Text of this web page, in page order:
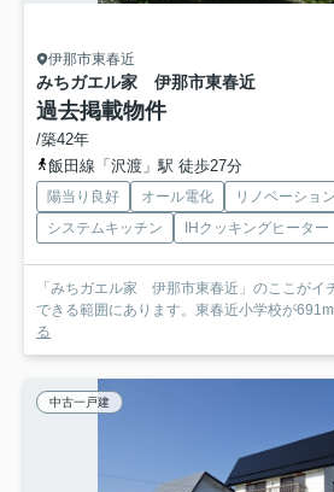
伊那市東春近
みちガエル家 伊那市東春近
過去掲載物件
/築42年
飯田線「沢渡」駅 徒歩27分
陽当り良好 オール電化 リノベーショ
システムキッチン
IHクッキングヒーター
「みちガエル家 伊那市東春近」のここがイ
できる範囲にあります。東春近小学校が
る
中古一戸建